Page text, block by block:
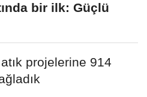
bir ilk: Güçlü